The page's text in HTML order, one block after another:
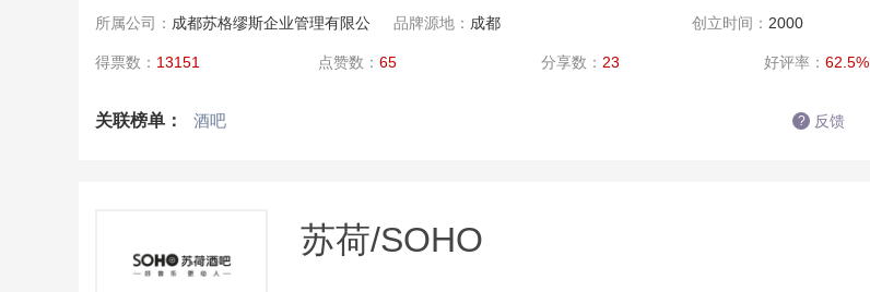
所属公司： 成都苏格缪斯企业管理有限公
司
品牌源地： 成都 创立时间： 2000
得票数： 13151 点赞数： 65 分享数： 23 好评率： 62.5%
关联榜单： 酒吧 ? 反馈
苏荷/SOHO